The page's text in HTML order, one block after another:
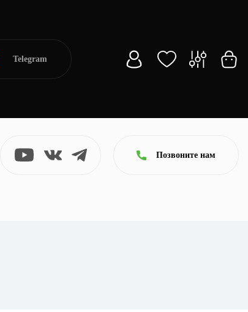
Telegram
Позвоните нам